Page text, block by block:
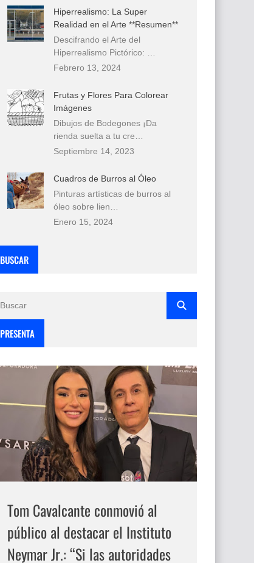
Hiperrealismo: La Super
Realidad en el Arte **Resumen**
Descifrando el Arte del
Hiperrealismo Pictórico: …
Febrero 13, 2024
Frutas y Flores Para Colorear
Imágenes
Dibujos de Bodegones ¡Da
rienda suelta a tu cre…
Septiembre 14, 2023
Cuadros de Burros al Óleo
Pinturas artísticas de burros al
óleo sobre lien…
Enero 15, 2024
BUSCAR
PRESENTA
Tom Cavalcante conmovió al
público al destacar el Instituto
Neymar Jr.: “Si las autoridades